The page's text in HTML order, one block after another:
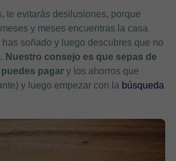
te evitarás desilusiones, porque
y meses encuentras la casa
soñado y luego descubres que no
Nuestro consejo es que sepas de
pagary los ahorros que
y luego empezar con la búsqueda